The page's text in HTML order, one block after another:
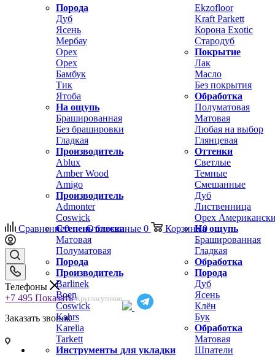
Порода
Дуб
Ясень
Мербау
Орех
Орех
Бамбук
Тик
Ятоба
На ощупь
Брашированная
Без брашировки
Гладкая
Производитель
Ablux
Amber Wood
Amigo
Ekzofloor
Kraft Parkett
Корона Exotic
Стародуб
Покрытие
Лак
Масло
Без покрытия
Обработка
Полуматовая
Матовая
Любая на выбор
Глянцевая
Оттенки
Светлые
Темные
Смешанные
Производитель
Admonter
Coswick
Степень блеска
Матовая
Полуматовая
Порода
Дуб
Лиственница
Орех
На ощупь
Брашированная
Гладкая
Обработка
Производитель
Barlinek
Boen
Coswick
Kahrs
Karelia
Tarkett
Порода
Дуб
Ясень
Клён
Бук
Обработка
Матовая
Инструменты для укладки
Шпатели
Сравнение0 Отложенные 0 Корзина 0
Телефоны
+7 495 Показать Круглосуточно
Заказать звонок